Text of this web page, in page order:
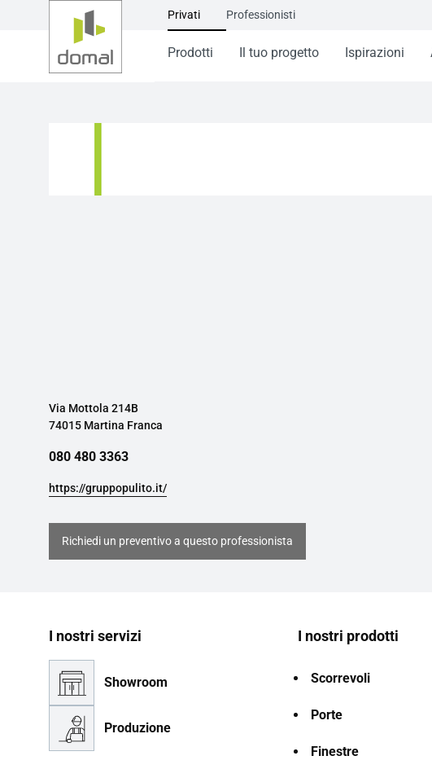
Privati Professionisti
Prodotti Il tuo progetto Ispirazioni
Via Mottola 214B
74015 Martina Franca
080 480 3363
https://gruppopulito.it/
Richiedi un preventivo a questo professionista
I nostri servizi
Showroom
Produzione
I nostri prodotti
Scorrevoli
Porte
Finestre